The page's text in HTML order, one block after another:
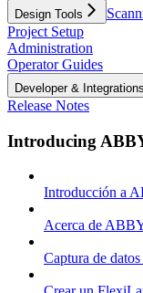
Design Tools
Project Setup
Administration
Operator Guides
Developer & Integrations
Release Notes
Introducing
Introducción a
Acerca de
Captura de